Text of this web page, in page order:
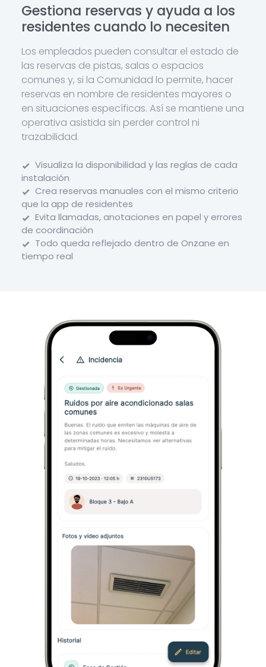
Gestiona reservas y ayuda a los
residentes cuando lo necesiten
Los empleados pueden consultar el estado de
las reservas de pistas, salas o espacios
comunes y, si la Comunidad lo permite, hacer
reservas en nombre de residentes mayores o
en situaciones específicas. Así se mantiene una
operativa asistida sin perder control ni
trazabilidad.
Visualiza la disponibilidad y las reglas de cada
instalación
Crea reservas manuales con el mismo criterio
que la app de residentes
Evita llamadas, anotaciones en papel y errores
de coordinación
Todo queda reflejado dentro de Onzane en
tiempo real